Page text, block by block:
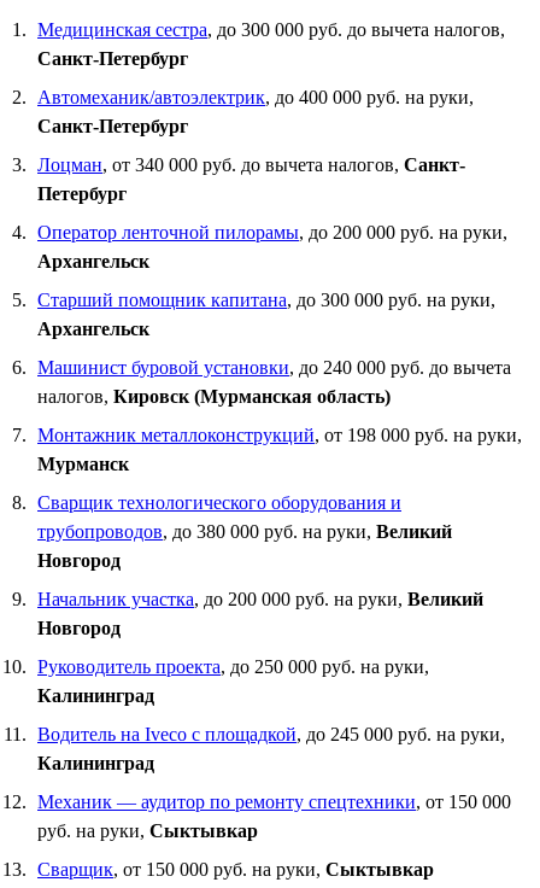
Медицинская сестра, до 300 000 руб. до вычета налогов,
Санкт-Петербург
Автомеханик/автоэлектрик, до 400 000 руб. на руки,
Санкт-Петербург
Лоцман, от 340 000 руб. до вычета налогов, Санкт-
Петербург
Оператор ленточной пилорамы, до 200 000 руб. на руки,
Архангельск
Старший помощник капитана, до 300 000 руб. на руки,
Архангельск
Машинист буровой установки, до 240 000 руб. до вычета
налогов, Кировск (Мурманская область)
Монтажник металлоконструкций, от 198 000 руб. на руки,
Мурманск
Сварщик технологического оборудования и
трубопроводов, до 380 000 руб. на руки, Великий
Новгород
Начальник участка, до 200 000 руб. на руки, Великий
Новгород
Руководитель проекта, до 250 000 руб. на руки,
Калининград
Водитель на Iveco с площадкой, до 245 000 руб. на руки,
Калининград
Механик — аудитор по ремонту спецтехники, от 150 000
руб. на руки, Сыктывкар
Сварщик, от 150 000 руб. на руки, Сыктывкар